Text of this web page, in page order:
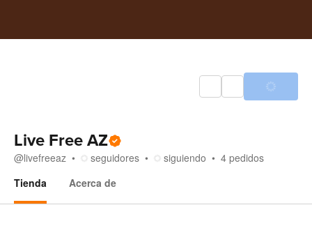
Live Free AZ
@livefreeaz seguidores siguiendo 4 pedidos
Tienda
Acerca de